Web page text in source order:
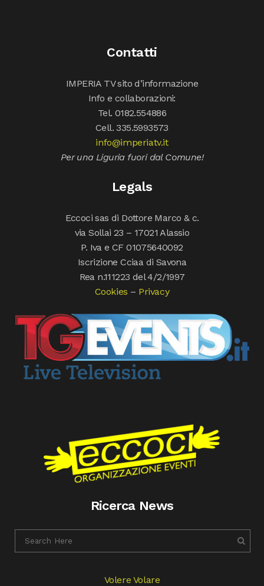
Contatti
IMPERIA TV sito d’informazione
Info e collaborazioni:
Tel. 0182.554886
Cell. 335.5993573
info@imperiatv.it
Per una Liguria fuori dal Comune!
Legals
Eccoci sas di Dottore Marco & c.
via Sollai 23 – 17021 Alassio
P. Iva e CF 01075640092
Iscrizione Cciaa di Savona
Rea n.111223 del 4/2/1997
Cookies – Privacy
Ricerca News
Volere Volare